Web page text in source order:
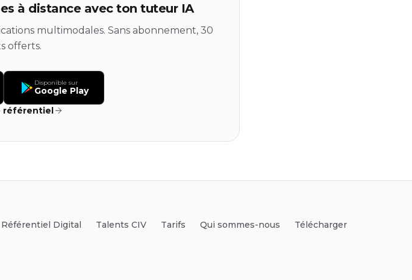
à distance avec ton tuteur IA
multimodales. Sans abonnement, 30
offerts.
Disponible sur
Google Play
référentiel
Référentiel Digital Talents CIV Tarifs Qui sommes-nous Télécharger